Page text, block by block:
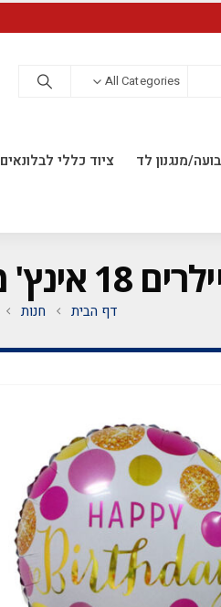
All Categories
מנגנון לד ציוד כללי לבלונאים
*מגיע בסיטונאות חבילה של 5 יח' *
דף הבית חנות